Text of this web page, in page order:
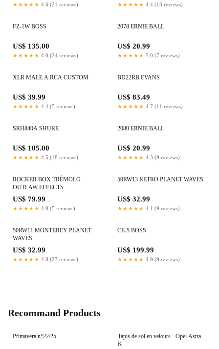
★★★★★ 4.6 (21 reviews) ★★★★★ 4.4 (13 reviews)
FZ-1W BOSS
US$ 135.00
★★★★★ 4.0 (24 reviews)
2078 ERNIE BALL
US$ 20.99
★★★★★ 5.0 (7 reviews)
XLR MALE A RCA CUSTOM
US$ 39.99
★★★★★ 4.4 (5 reviews)
BD22RB EVANS
US$ 83.49
★★★★★ 4.7 (11 reviews)
SRH840A SHURE
US$ 105.00
★★★★★ 4.5 (18 reviews)
2080 ERNIE BALL
US$ 20.99
★★★★★ 4.3 (9 reviews)
ROCKER BOX TRÉMOLO
OUTLAW EFFECTS
US$ 79.99
★★★★★ 4.0 (5 reviews)
50RW13 RETRO PLANET WAVES
US$ 32.99
★★★★★ 4.1 (9 reviews)
50RW11 MONTEREY PLANET
WAVES
US$ 32.99
★★★★★ 4.8 (27 reviews)
CE-5 BOSS
US$ 199.99
★★★★★ 4.9 (9 reviews)
Recommand Products
Primavera n°22/25
Tapis de sol en velours - Opel Astra
K